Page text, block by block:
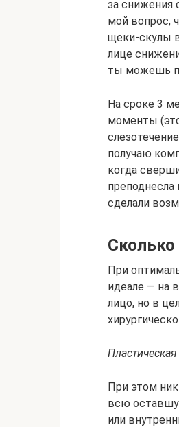
за снижения
мой вопрос,
щеки-скулы
лице
ты можешь
На сроке 3
моменты
получаю
когда
сделали
Сколько
При
идеале — на
лицо, но в
При этом
всю
или